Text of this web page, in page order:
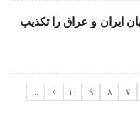
ایران و عراق را تکذیب
۷ ۸ ۹ ۱۰ ›
...